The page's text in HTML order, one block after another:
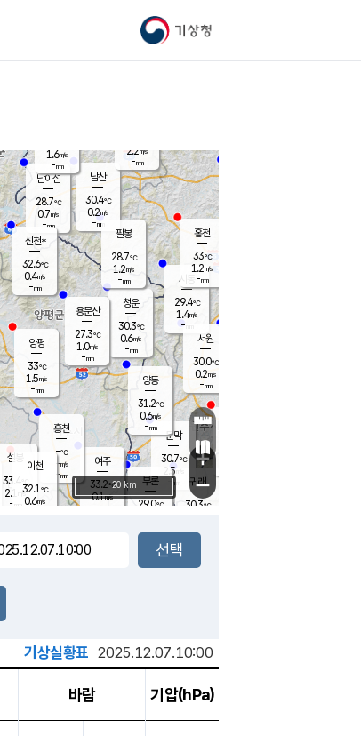
기상청
문막
30.7℃
2.5m/s
mm
남이섬
28.7℃
0.7m/s
-mm
부론
29.0℃
남산
30.4℃
0.2m/s
-mm
청운
30.3℃
0.6m/s
-mm
팔봉
28.7℃
1.2m/s
-mm
여주
33.2℃
0.1m/s
양동
31.2℃
0.6m/s
-mm
장호원
1.6m/s
-mm
신천*
32.6℃
0.4m/s
-mm
흥천
-℃
-m/s
-mm
설봉
33.4℃
2.1 m/s
- mm
시동
29.4℃
1.4m/s
- mm
귀래
30.3℃
서원
30.0℃
0.2m/s
-mm
용문산
27.3℃
1.0m/s
-mm
홍천
33℃
1.2m/s
-mm
이천
32.1℃
0.6m/s
양평
33℃
1.5m/s
-mm
2.2m/s
-mm
+
−
20 km
기상실황표 2025.12.07.10:00
바람 기압(hPa)